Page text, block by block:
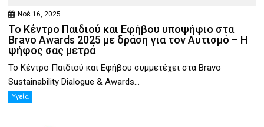
Νοέ 16, 2025
Το Κέντρο Παιδιού και Εφήβου υποψήφιο στα
Bravo Awards 2025 με δράση για τον Αυτισμό – Η
ψήφος σας μετρά
Το Κέντρο Παιδιού και Εφήβου συμμετέχει στα Bravo
Sustainability Dialogue & Awards...
Υγεία